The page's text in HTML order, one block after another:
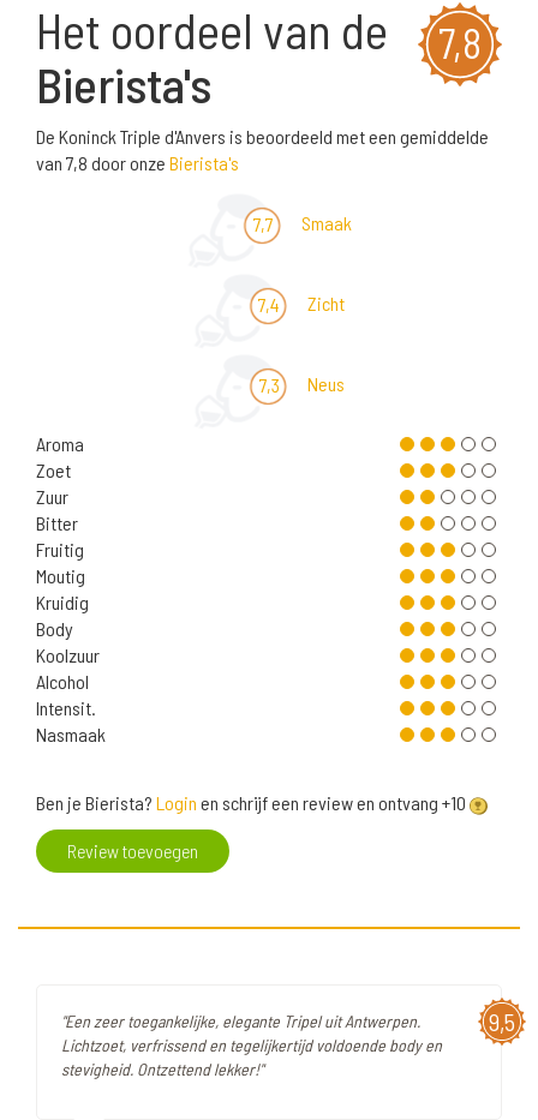
7,8
Het oordeel van de
Bierista's
De Koninck Triple d'Anvers is beoordeeld met een gemiddelde
van 7,8 door onze Bierista's
7,7 Smaak
7,4 Zicht
7,3 Neus
Aroma
Zoet
Zuur
Bitter
Fruitig
Moutig
Kruidig
Body
Koolzuur
Alcohol
Intensit.
Nasmaak
Ben je Bierista? Login en schrijf een review en ontvang +10
Review toevoegen
9,5
"Een zeer toegankelijke, elegante Tripel uit Antwerpen.
Lichtzoet, verfrissend en tegelijkertijd voldoende body en
stevigheid. Ontzettend lekker!"